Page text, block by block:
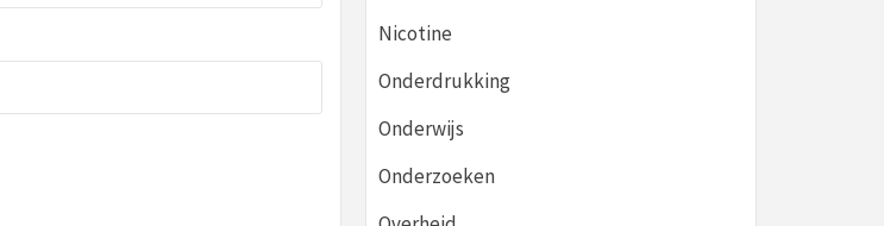
Nicotine
Onderdrukking
Onderwijs
Onderzoeken